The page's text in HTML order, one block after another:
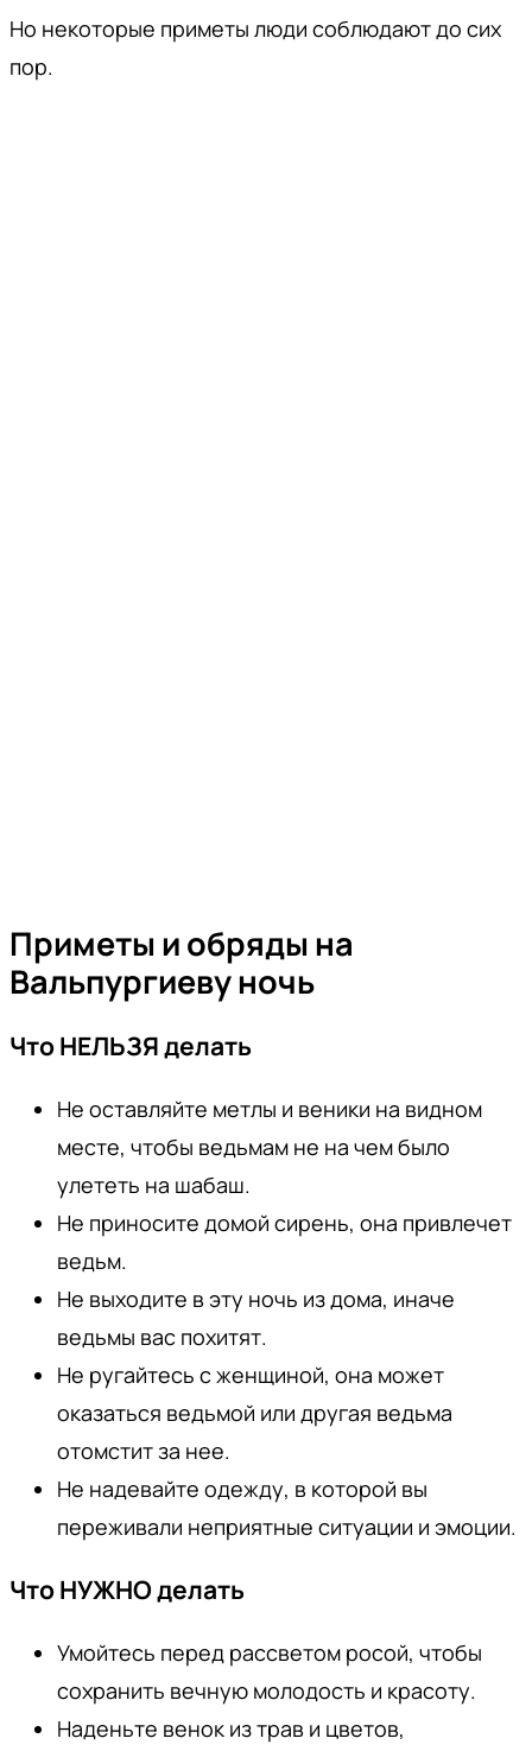
Но некоторые приметы люди соблюдают до сих
пор.
Приметы и обряды на
Вальпургиеву ночь
Что НЕЛЬЗЯ делать
Не оставляйте метлы и веники на видном
месте, чтобы ведьмам не на чем было
улететь на шабаш.
Не приносите домой сирень, она привлечет
ведьм.
Не выходите в эту ночь из дома, иначе
ведьмы вас похитят.
Не ругайтесь с женщиной, она может
оказаться ведьмой или другая ведьма
отомстит за нее.
Не надевайте одежду, в которой вы
переживали неприятные ситуации и эмоции.
Что НУЖНО делать
Умойтесь перед рассветом росой, чтобы
сохранить вечную молодость и красоту.
Наденьте венок из трав и цветов,